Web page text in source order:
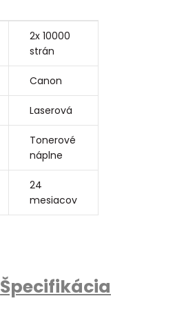
2x 10000
strán
Canon
Laserová
Tonerové
náplne
24
mesiacov
Špecifikácia